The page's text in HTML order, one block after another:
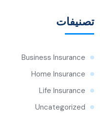
تصنيفات
Business Insurance
Home Insurance
Life Insurance
Uncategorized